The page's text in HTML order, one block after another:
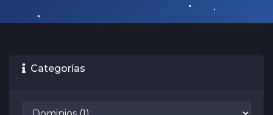
Categorías